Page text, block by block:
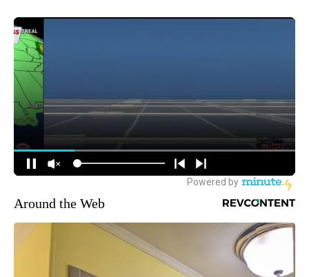
Around the Web